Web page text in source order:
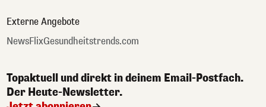
Externe Angebote
NewsFlixGesundheitstrends.com
Topaktuell und direkt in deinem Email-Postfach.
Der Heute-Newsletter.